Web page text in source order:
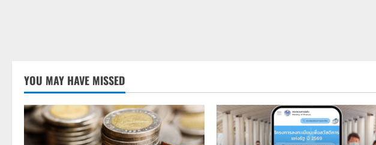
YOU MAY HAVE MISSED